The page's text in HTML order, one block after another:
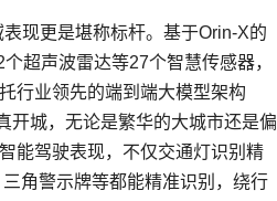
现更是堪称标杆。基于Orin-X的
超声波雷达等27个智慧传感器，
行业领先的端到端大模型架构
开城，无论是繁华的大城市还是偏
能驾驶表现，不仅交通灯识别精
角警示牌等都能精准识别，绕行